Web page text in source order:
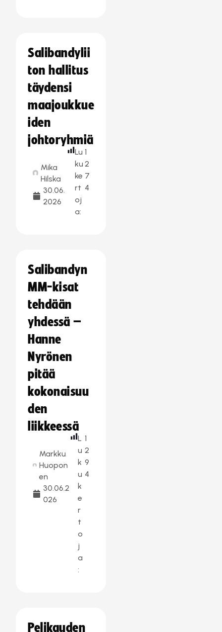
Salibandylii
ton hallitus
täydensi
maajoukkue
iden
johtoryhmiä
Mika
Hilska
30.06.
2026
Lu
ku
ke
rt
oj
a:
1
2
7
4
Salibandyn
MM-kisat
tehdään
yhdessä –
Hanne
Nyrönen
pitää
kokonaisuu
den
liikkeessä
Markku
Huopon
en
30.06.2
026
L
u
k
u
k
e
r
t
o
j
a
:
1
2
9
4
Pelikauden